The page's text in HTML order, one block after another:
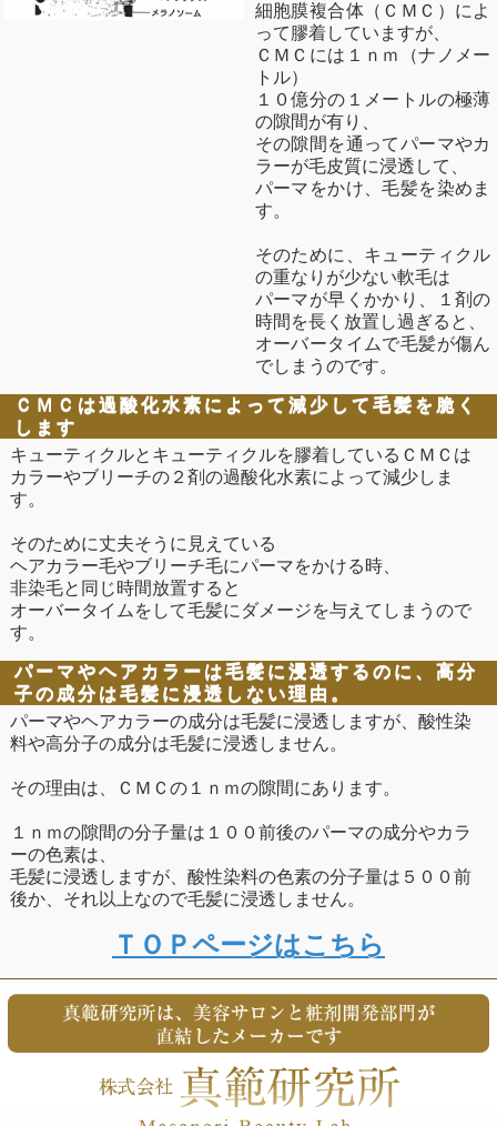
細胞膜複合体（ＣＭＣ）によ
って膠着していますが、
ＣＭＣには１ｎｍ（ナノメー
トル）
１０億分の１メートルの極薄
の隙間が有り、
その隙間を通ってパーマやカ
ラーが毛皮質に浸透して、
パーマをかけ、毛髪を染めま
す。
そのために、キューティクル
の重なりが少ない軟毛は
パーマが早くかかり、１剤の
時間を長く放置し過ぎると、
オーバータイムで毛髪が傷ん
でしまうのです。
ＣＭＣは過酸化水素によって減少して毛髪を脆く
します
キューティクルとキューティクルを膠着しているＣＭＣは
カラーやブリーチの２剤の過酸化水素によって減少しま
す。
そのために丈夫そうに見えている
ヘアカラー毛やブリーチ毛にパーマをかける時、
非染毛と同じ時間放置すると
オーバータイムをして毛髪にダメージを与えてしまうので
す。
パーマやヘアカラーは毛髪に浸透するのに、高分
子の成分は毛髪に浸透しない理由。
パーマやヘアカラーの成分は毛髪に浸透しますが、酸性染
料や高分子の成分は毛髪に浸透しません。
その理由は、ＣＭＣの１ｎｍの隙間にあります。
１ｎｍの隙間の分子量は１００前後のパーマの成分やカラ
ーの色素は、
毛髪に浸透しますが、酸性染料の色素の分子量は５００前
後か、それ以上なので毛髪に浸透しません。
ＴＯＰページはこちら